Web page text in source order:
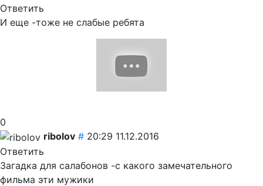
Ответить
И еще -тоже не слабые ребята
0
ribolov # 20:29 11.12.2016
Ответить
Загадка для салабонов -с какого замечательного
фильма эти мужики